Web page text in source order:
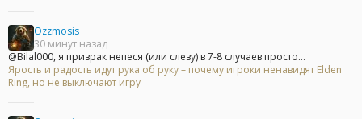
Ozzmosis
30 минут назад
@Bilal000, я призрак непеся (или слезу) в 7-8 случаев просто...
Ярость и радость идут рука об руку – почему игроки ненавидят Elden
Ring, но не выключают игру